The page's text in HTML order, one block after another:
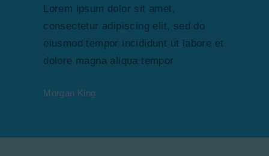
Lorem ipsum dolor sit amet,
consectetur adipiscing elit, sed do
eiusmod tempor incididunt ut labore et
dolore magna aliqua tempor
Morgan King